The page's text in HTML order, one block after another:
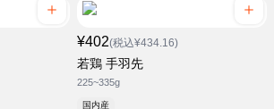
¥402(税込¥434.16)
若鶏 手羽先
225~335g
国内産